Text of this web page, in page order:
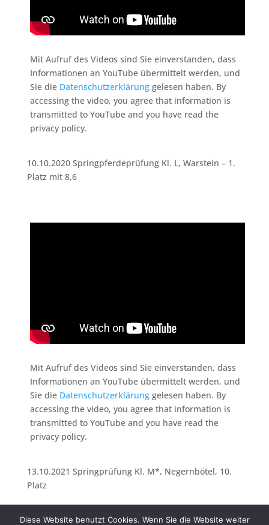
Mit Aufruf des Videos sind Sie einverstanden, dass
Informationen an YouTube übermittelt werden, und
Sie die Datenschutzerklärunggelesen haben. By
accessing the video, you agree that information is
transmitted to YouTube and you have read the
privacy policy.
10.10.2020 Springpferdeprüfung Kl. L, Warstein – 1.
Platz mit 8,6
Mit Aufruf des Videos sind Sie einverstanden, dass
Informationen an YouTube übermittelt werden, und
Sie die Datenschutzerklärunggelesen haben. By
accessing the video, you agree that information is
transmitted to YouTube and you have read the
privacy policy.
13.10.2021 Springprüfung Kl. M*, Negernbötel, 10.
Platz
Diese Website benutzt Cookies. Wenn Sie die Website weiter